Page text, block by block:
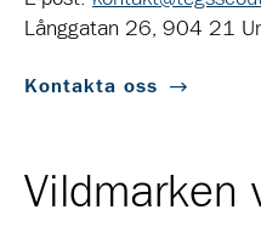
Långgatan 26, 904 21
Kontakta oss
Vildmarken